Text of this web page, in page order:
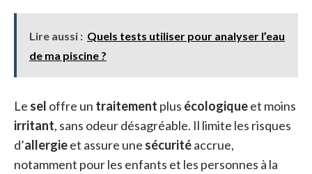
Lire aussi : Quels tests utiliser pour analyser l’eau
de ma piscine ?
Le sel offre un traitement plus écologiqueet moins
irritant, sans odeur désagréable. Il limite les risques
d’allergieet assure une sécuritéaccrue,
notamment pour les enfants et les personnes à la